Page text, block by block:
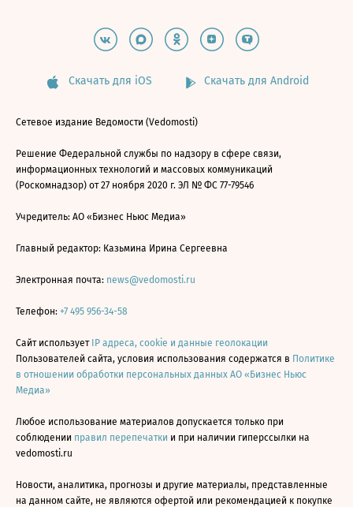
Скачать для iOS Скачать для Android
Сетевое издание Ведомости (Vedomosti)
Решение Федеральной службы по надзору в сфере связи,
информационных технологий и массовых коммуникаций
(Роскомнадзор) от 27 ноября 2020 г. ЭЛ № ФС 77-79546
Учредитель: АО «Бизнес Ньюс Медиа»
Главный редактор: Казьмина Ирина Сергеевна
Электронная почта: news@vedomosti.ru
Телефон: +7 495 956-34-58
Сайт использует IP адреса, cookie и данные геолокации
Пользователей сайта, условия использования содержатся в Политике
в отношении обработки персональных данных АО «Бизнес Ньюс
Медиа»
Любое использование материалов допускается только при
соблюдении правил перепечатки и при наличии гиперссылки на
vedomosti.ru
Новости, аналитика, прогнозы и другие материалы, представленные
на данном сайте, не являются офертой или рекомендацией к покупке